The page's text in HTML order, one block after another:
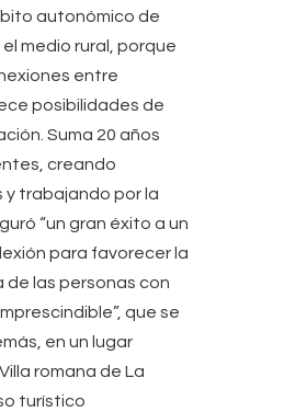
autonómico de
el medio rural, porque
entre
posibilidades de
Suma 20 años
creando
trabajando por la
“un gran éxito a un
para favorecer la
de las personas con
que se
en un lugar
romana de La
turístico